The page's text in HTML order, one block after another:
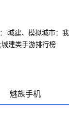
城建、模拟城市
建类手游排行榜
魅族手机